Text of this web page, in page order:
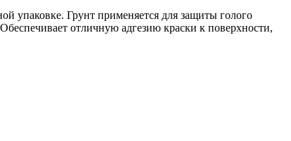
упаковке. Грунт применяется для защиты голого
отличную адгезию краски к поверхности,